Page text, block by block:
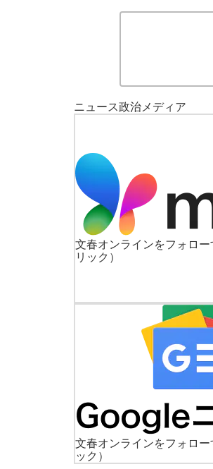
ニュース政治 メディア
文春オンラインをフォロー
リック）
文春オンラインをフォロー
ック）